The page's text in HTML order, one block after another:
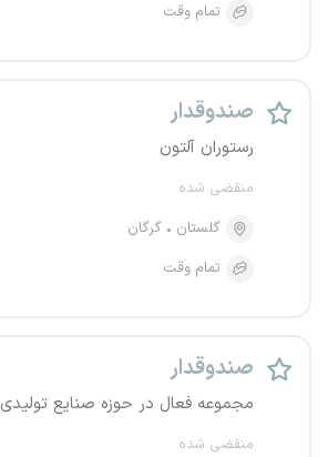
تمام وقت
صندوقدار
رستوران آلتون
منقضی شده
گلستان
گرگان
تمام وقت
صندوقدار
مجموعه فعال در حوزه صنایع تولیدی
منقضی شده